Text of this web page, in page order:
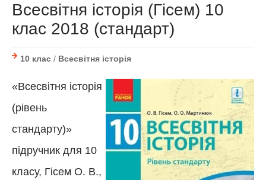
Всесвітня історія (Гісем) 10
клас 2018 (стандарт)
10 клас / Всесвітня історія
«Всесвітня історія
(рівень
стандарту)»
підручник для 10
класу, Гісем О. В.,